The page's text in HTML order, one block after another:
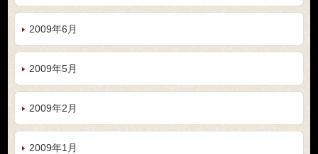
2009年6月
2009年5月
2009年2月
2009年1月